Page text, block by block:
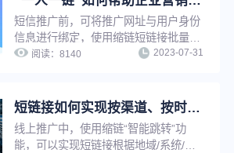
率。
短信推广前，可将推广网址与用户身份
信息进行绑定，使用缩链短链接批量生
成或API生成功能将推广网址生成为一
开推广链接时及时知晓是哪位用户打开
了推广链接并及时启动转化行为，可有
效提升短信推广转化效果。
阅读：8140 2023-07-31
短链接如何实现按渠道、按时间智能跳转？简单三步，搞定精准营销
线上推广中，使用缩链“智能跳转”功
能，可以实现短链接根据地域/系统/访